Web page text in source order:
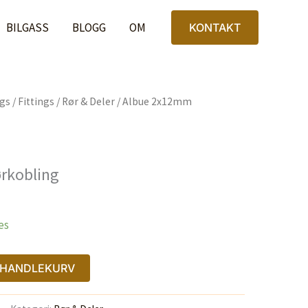
BILGASS BLOGG OM KONTAKT
/ Fittings / Rør & Deler / Albue 2x12mm
antall